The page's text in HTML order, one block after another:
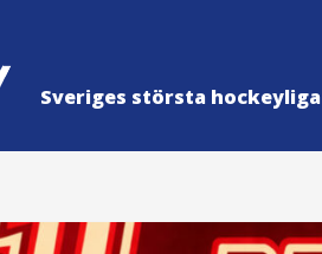
Sveriges största hockeyliga